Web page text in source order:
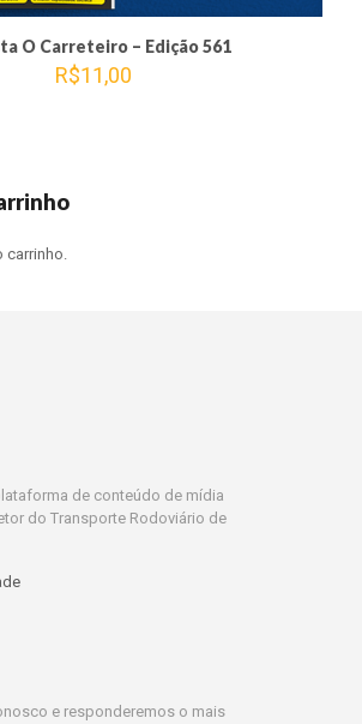
O Carreteiro – Edição 561
R$11,00
carrinho.
de conteúdo de mídia
do Transporte Rodoviário de
e responderemos o mais